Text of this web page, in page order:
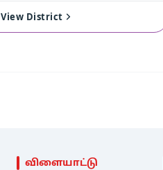
View District
விளையாட்டு